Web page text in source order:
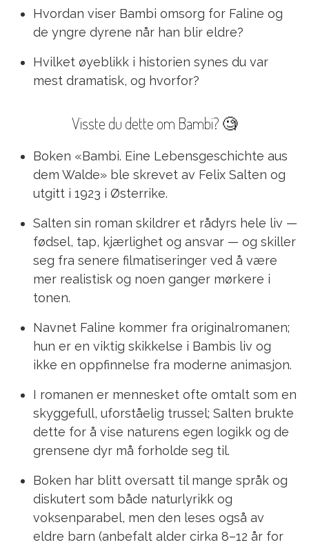
Hvordan viser Bambi omsorg for Faline og
de yngre dyrene når han blir eldre?
Hvilket øyeblikk i historien synes du var
mest dramatisk, og hvorfor?
Visste du dette om Bambi? 🧐
Boken «Bambi. Eine Lebensgeschichte aus
dem Walde» ble skrevet av Felix Salten og
utgitt i 1923 i Østerrike.
Salten sin roman skildrer et rådyrs hele liv —
fødsel, tap, kjærlighet og ansvar — og skiller
seg fra senere filmatiseringer ved å være
mer realistisk og noen ganger mørkere i
tonen.
Navnet Faline kommer fra originalromanen;
hun er en viktig skikkelse i Bambis liv og
ikke en oppfinnelse fra moderne animasjon.
I romanen er mennesket ofte omtalt som en
skyggefull, uforståelig trussel; Salten brukte
dette for å vise naturens egen logikk og de
grensene dyr må forholde seg til.
Boken har blitt oversatt til mange språk og
diskutert som både naturlyrikk og
voksenparabel, men den leses også av
eldre barn (anbefalt alder cirka 8–12 år for